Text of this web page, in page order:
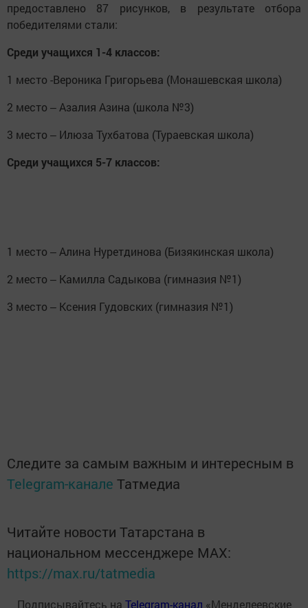
предоставлено 87 рисунков, в результате отбора
победителями стали:
Среди учащихся 1-4 классов:
1 место -Вероника Григорьева (Монашевская школа)
2 место ‒ Азалия Азина (школа №3)
3 место ‒ Илюза Тухбатова (Тураевская школа)
Среди учащихся 5-7 классов:
1 место ‒ Алина Нуретдинова (Бизякинская школа)
2 место ‒ Камилла Садыкова (гимназия №1)
3 место ‒ Ксения Гудовских (гимназия №1)
Следите за самым важным и интересным в
Telegram-канале Татмедиа
Читайте новости Татарстана в
национальном мессенджере MАХ:
https://max.ru/tatmedia
Подписывайтесь на Telegram-канал «Менделеевские